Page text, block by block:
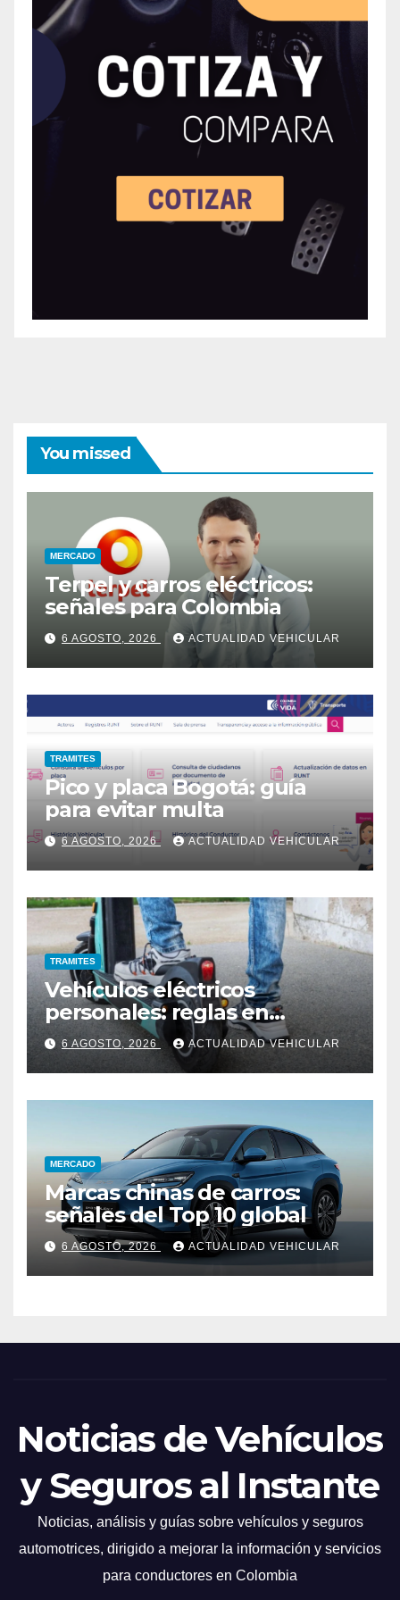
You missed
MERCADO
Terpel y carros eléctricos:
señales para Colombia
6 AGOSTO, 2026 ACTUALIDAD VEHICULAR
TRAMITES
Pico y placa Bogotá: guía
para evitar multa
6 AGOSTO, 2026 ACTUALIDAD VEHICULAR
TRAMITES
Vehículos eléctricos
personales: reglas en
Colombia
6 AGOSTO, 2026 ACTUALIDAD VEHICULAR
MERCADO
Marcas chinas de carros:
señales del Top 10 global
6 AGOSTO, 2026 ACTUALIDAD VEHICULAR
Noticias de Vehículos
y Seguros al Instante
Noticias, análisis y guías sobre vehículos y seguros
automotrices, dirigido a mejorar la información y servicios
para conductores en Colombia